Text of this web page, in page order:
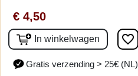
€ 4,50
In winkelwagen favorite_border
Gratis verzending > 25€ (NL)